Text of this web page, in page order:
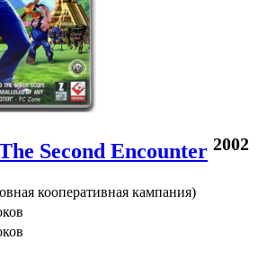
Second Encounter 2002
кооперативная кампания)